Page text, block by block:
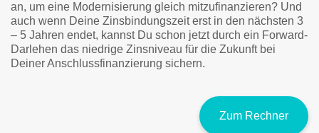
an, um eine Modernisierung gleich mitzufinanzieren? Und
auch wenn Deine Zinsbindungszeit erst in den nächsten 3
– 5 Jahren endet, kannst Du schon jetzt durch ein Forward-
Darlehen das niedrige Zinsniveau für die Zukunft bei
Deiner Anschlussfinanzierung sichern.
Zum Rechner